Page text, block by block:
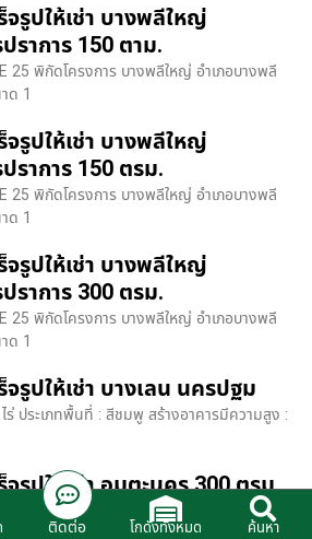
จรูปให้เช่า บางพลีใหญ่
าการ 150 ตาม.
25 พิกัดโครงการ บางพลีใหญ่ อำเภอบางพลี
ด 1
จรูปให้เช่า บางพลีใหญ่
ราการ 150 ตรม.
25 พิกัดโครงการ บางพลีใหญ่ อำเภอบางพลี
ด 1
จรูปให้เช่า บางพลีใหญ่
ราการ 300 ตรม.
25 พิกัดโครงการ บางพลีใหญ่ อำเภอบางพลี
ด 1
จรูปให้เช่า บางเลน นครปฐม
ประเภทพื้นที่ : สีชมพู สร้างอาคารมีความสูง :
จรูปให้เช่า อมตะนคร 300 ตรม.
เช่า พิกัด ติดนิคมอมตะนคร อ.พานทอง จ.ชลบุรี
ติดต่อ โกดังทั้งหมด ค้นหา